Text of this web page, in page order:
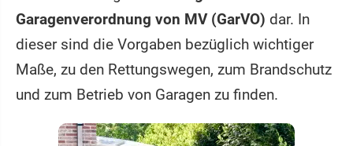
Garagenverordnung von MV (GarVO) dar. In
dieser sind die Vorgaben bezüglich wichtiger
Maße, zu den Rettungswegen, zum Brandschutz
und zum Betrieb von Garagen zu finden.